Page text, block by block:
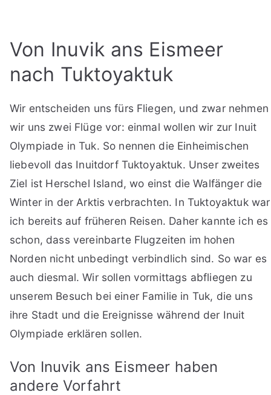
Von Inuvik ans Eismeer
nach Tuktoyaktuk
Wir entscheiden uns fürs Fliegen, und zwar nehmen
wir uns zwei Flüge vor: einmal wollen wir zur Inuit
Olympiade in Tuk. So nennen die Einheimischen
liebevoll das Inuitdorf Tuktoyaktuk. Unser zweites
Ziel ist Herschel Island, wo einst die Walfänger die
Winter in der Arktis verbrachten. In Tuktoyaktuk war
ich bereits auf früheren Reisen. Daher kannte ich es
schon, dass vereinbarte Flugzeiten im hohen
Norden nicht unbedingt verbindlich sind. So war es
auch diesmal. Wir sollen vormittags abfliegen zu
unserem Besuch bei einer Familie in Tuk, die uns
ihre Stadt und die Ereignisse während der Inuit
Olympiade erklären sollen.
Von Inuvik ans Eismeer haben
andere Vorfahrt